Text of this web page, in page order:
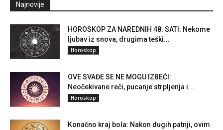
Najnovije
HOROSKOP ZA NAREDNIH 48. SATI: Nekome
ljubav iz snova, drugima teški...
Horoskop
OVE SVAĐE SE NE MOGU IZBEĆI:
Neočekivane reči, pucanje strpljenja i...
Horoskop
Konačno kraj bola: Nakon dugih patnji, ovim